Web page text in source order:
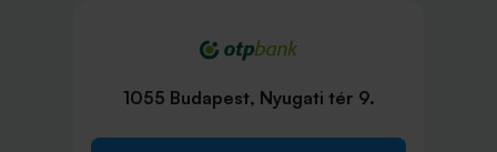
1055 Budapest, Nyugati tér 9.